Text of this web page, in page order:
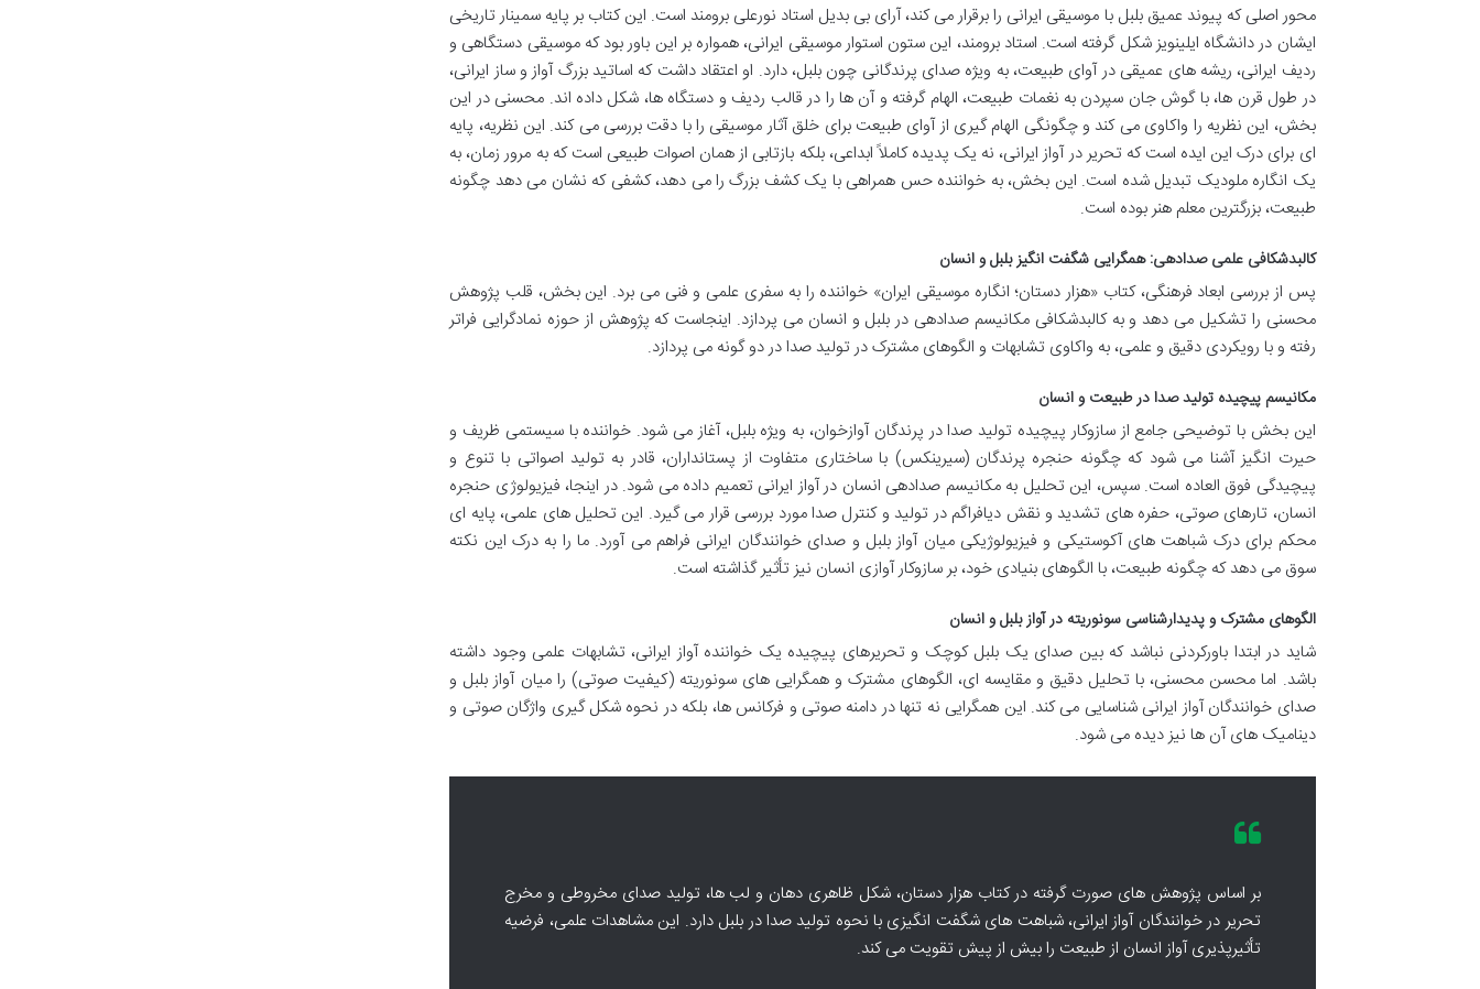
محور اصلی که پیوند عمیق بلبل با موسیقی ایرانی را برقرار می کند، آرای بی بدیل استاد نورعلی برومند است. این کتاب بر پایه سمینار تاریخی
ایشان در دانشگاه ایلینویز شکل گرفته است. استاد برومند، این ستون استوار موسیقی ایرانی، همواره بر این باور بود که موسیقی دستگاهی و
ردیف ایرانی، ریشه های عمیقی در آوای طبیعت، به ویژه صدای پرندگانی چون بلبل، دارد. او اعتقاد داشت که اساتید بزرگ آواز و ساز ایرانی،
در طول قرن ها، با گوش جان سپردن به نغمات طبیعت، الهام گرفته و آن ها را در قالب ردیف و دستگاه ها، شکل داده اند. محسنی در این
بخش، این نظریه را واکاوی می کند و چگونگی الهام گیری از آوای طبیعت برای خلق آثار موسیقی را با دقت بررسی می کند. این نظریه، پایه
ای برای درک این ایده است که تحریر در آواز ایرانی، نه یک پدیده کاملاً ابداعی، بلکه بازتابی از همان اصوات طبیعی است که به مرور زمان، به
یک انگاره ملودیک تبدیل شده است. این بخش، به خواننده حس همراهی با یک کشف بزرگ را می دهد، کشفی که نشان می دهد چگونه
طبیعت، بزرگترین معلم هنر بوده است.
کالبدشکافی علمی صدادهی: همگرایی شگفت انگیز بلبل و انسان
پس از بررسی ابعاد فرهنگی، کتاب «هزار دستان؛ انگاره موسیقی ایران» خواننده را به سفری علمی و فنی می برد. این بخش، قلب پژوهش
محسنی را تشکیل می دهد و به کالبدشکافی مکانیسم صدادهی در بلبل و انسان می پردازد. اینجاست که پژوهش از حوزه نمادگرایی فراتر
رفته و با رویکردی دقیق و علمی، به واکاوی تشابهات و الگوهای مشترک در تولید صدا در دو گونه می پردازد.
مکانیسم پیچیده تولید صدا در طبیعت و انسان
این بخش با توضیحی جامع از سازوکار پیچیده تولید صدا در پرندگان آوازخوان، به ویژه بلبل، آغاز می شود. خواننده با سیستمی ظریف و
حیرت انگیز آشنا می شود که چگونه حنجره پرندگان (سیرینکس) با ساختاری متفاوت از پستانداران، قادر به تولید اصواتی با تنوع و
پیچیدگی فوق العاده است. سپس، این تحلیل به مکانیسم صدادهی انسان در آواز ایرانی تعمیم داده می شود. در اینجا، فیزیولوژی حنجره
انسان، تارهای صوتی، حفره های تشدید و نقش دیافراگم در تولید و کنترل صدا مورد بررسی قرار می گیرد. این تحلیل های علمی، پایه ای
محکم برای درک شباهت های آکوستیکی و فیزیولوژیکی میان آواز بلبل و صدای خوانندگان ایرانی فراهم می آورد. ما را به درک این نکته
سوق می دهد که چگونه طبیعت، با الگوهای بنیادی خود، بر سازوکار آوازی انسان نیز تأثیر گذاشته است.
الگوهای مشترک و پدیدارشناسی سونوریته در آواز بلبل و انسان
شاید در ابتدا باورکردنی نباشد که بین صدای یک بلبل کوچک و تحریرهای پیچیده یک خواننده آواز ایرانی، تشابهات علمی وجود داشته
باشد. اما محسن محسنی، با تحلیل دقیق و مقایسه ای، الگوهای مشترک و همگرایی های سونوریته (کیفیت صوتی) را میان آواز بلبل و
صدای خوانندگان آواز ایرانی شناسایی می کند. این همگرایی نه تنها در دامنه صوتی و فرکانس ها، بلکه در نحوه شکل گیری واژگان صوتی و
دینامیک های آن ها نیز دیده می شود.
بر اساس پژوهش های صورت گرفته در کتاب هزار دستان، شکل ظاهری دهان و لب ها، تولید صدای مخروطی و مخرج
تحریر در خوانندگان آواز ایرانی، شباهت های شگفت انگیزی با نحوه تولید صدا در بلبل دارد. این مشاهدات علمی، فرضیه
تأثیرپذیری آواز انسان از طبیعت را بیش از پیش تقویت می کند.